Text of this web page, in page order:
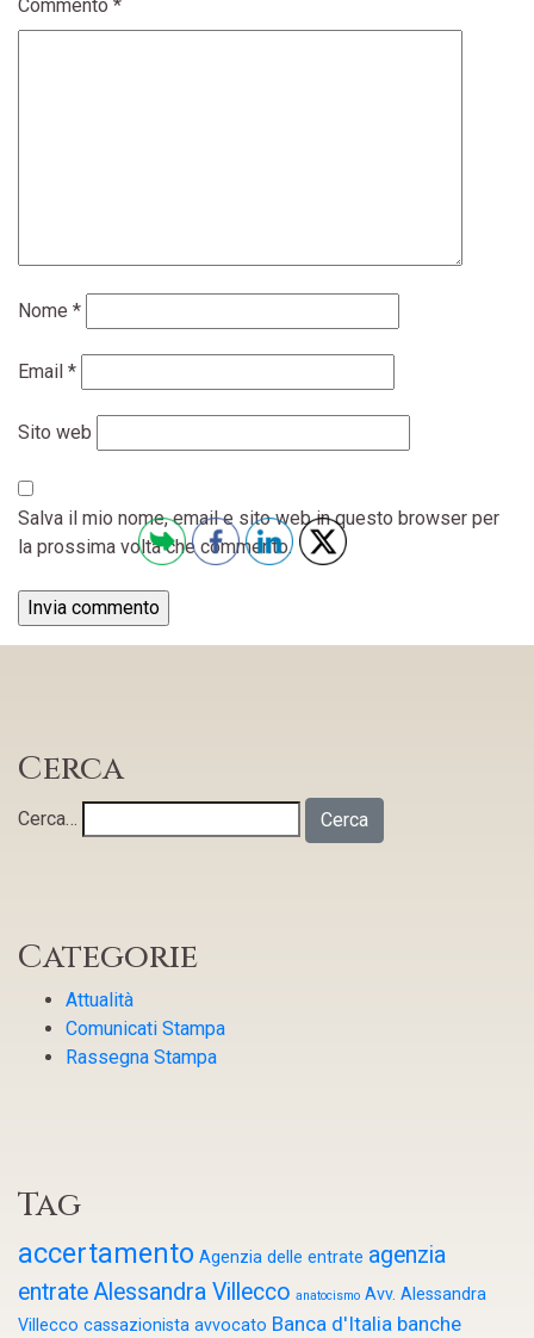
Commento *
Nome *
Email *
Sito web
Salva il mio nome, email e sito web in questo browser per
la prossima volta che commento.
Cerca
Cerca…
Categorie
Attualità
Comunicati Stampa
Rassegna Stampa
Tag
accertamento Agenzia delle entrate agenzia
entrateAlessandra Villecco anatocismo Avv. Alessandra
Villecco cassazionista avvocato Banca d'Italia banche